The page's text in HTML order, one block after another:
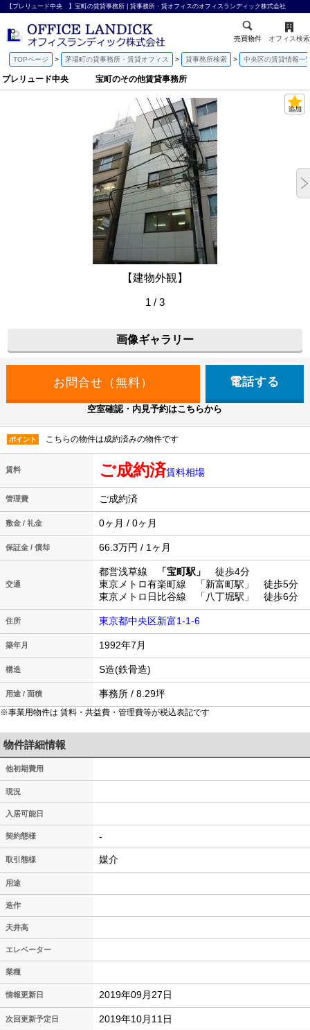
【プレリュード中央 】宝町の賃貸事務所 | 貸事務所・貸オフィスのオフィスランディック株式会社
売買物件 オフィス検索
TOPページ 茅場町の貸事務所・賃貸オフィス 貸事務所検索 中央区の賃貸情報一
プレリュード中央 宝町のその他賃貸事務所
【建物外観】
1 / 3
画像ギャラリー
電話する
空室確認・内見予約はこちらから
ポイント こちらの物件は成約済みの物件です
賃料 ご成約済賃料相場
管理費 ご成約済
敷金 / 礼金 0ヶ月 / 0ヶ月
保証金 / 償却 66.3万円 / 1ヶ月
交通
都営浅草線 「宝町駅」
徒歩4分
東京メトロ有楽町線 「新富町駅」 徒歩5分
東京メトロ日比谷線 「八丁堀駅」 徒歩6分
住所 東京都中央区新富1-1-6
築年月 1992年7月
構造 S造(鉄骨造)
用途 / 面積 事務所 / 8.29坪
※事業用物件は 賃料・共益費・管理費等が税込表記です
物件詳細情報
他初期費用
現況
入居可能日
契約態様 -
取引態様 媒介
用途
造作
天井高
エレベーター
業種
情報更新日 2019年09月27日
次回更新予定日 2019年10月11日